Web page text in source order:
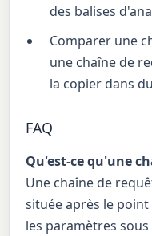
des balises
Comparer une
une chaîne de
la copier dans
FAQ
Qu'est-ce qu'une
Une chaîne de
située après le
les paramètres